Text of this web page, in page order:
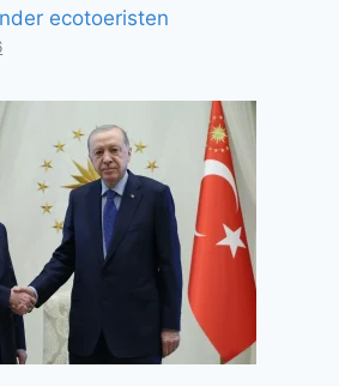
ecotoeristen